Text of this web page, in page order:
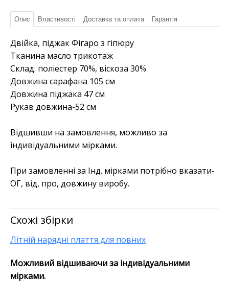
Опис Властивості Доставка та оплата Гарантія
Двійка, піджак Фігаро з гіпюру
Тканина масло трикотаж
Склад: поліестер 70%, віскоза 30%
Довжина сарафана 105 см
Довжина піджака 47 см
Рукав довжина-52 см
Відшивши на замовлення, можливо за
індивідуальними мірками.
При замовленні за Інд. мірками потрібно вказати-
ОГ, від, про, довжину виробу.
Схожі збірки
Літній нарядні плаття для повних
Можливий відшиваючи за індивідуальними
мірками.